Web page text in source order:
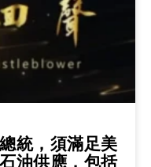
統，須滿足美
油供應，包括